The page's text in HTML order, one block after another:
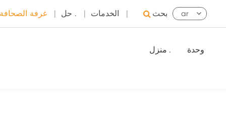
غرفة الصحافة | حل . | الخدمات | بحث ar
منزل . وحدة